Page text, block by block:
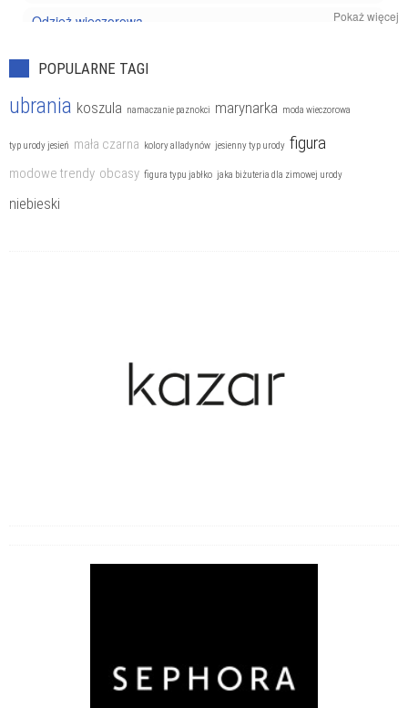
Odzież wieczorowa
Pokaż więcej
POPULARNE TAGI
ubrania koszula namaczanie paznokci marynarka moda wieczorowa
typ urody jesień mała czarna kolory alladynów jesienny typ urody figura
modowe trendy obcasy figura typu jabłko jaka biżuteria dla zimowej urody
niebieski